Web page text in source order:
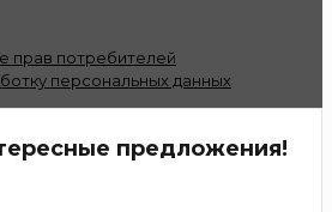
прав потребителей
персональных данных
предложения!